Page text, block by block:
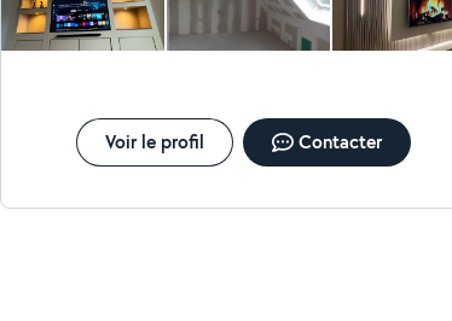
Voir le profil Contacter